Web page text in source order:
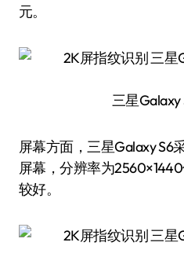
元。
三星Galaxy
屏幕方面，三星Galaxy S6
屏幕，分辨率为
较好。